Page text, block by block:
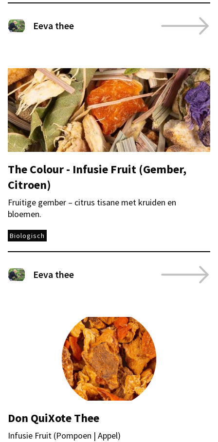
Eeva thee
The Colour - Infusie Fruit (Gember,
Citroen)
Fruitige gember – citrus tisane met kruiden en
bloemen.
Biologisch
Eeva thee
Don QuiXote Thee
Infusie Fruit (Pompoen | Appel)